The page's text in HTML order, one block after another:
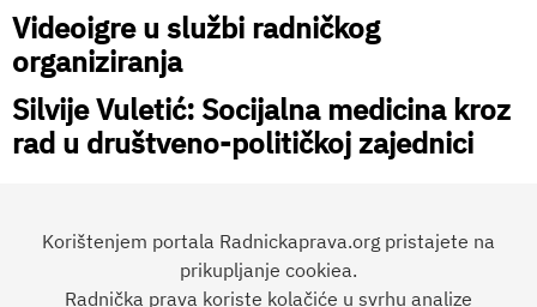
Videoigre u službi radničkog
organiziranja
Silvije Vuletić: Socijalna medicina kroz
rad u društveno-političkoj zajednici
Korištenjem portala Radnickaprava.org pristajete na
prikupljanje cookiea.
Radnička prava koriste kolačiće u svrhu analize